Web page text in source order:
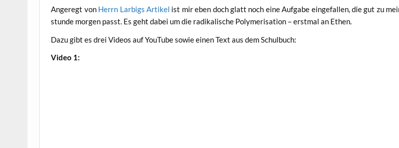
Ange­regt von Herrn Lar­bigs Arti­kel ist mir eben doch glatt noch eine Auf­ga­be ein­ge­fal­len, die gut zu
stun­de mor­gen passt. Es geht dabei um die radi­ka­li­sche Poly­me­ri­sa­ti­on – erst­mal an Ethen.
Dazu gibt es drei Vide­os auf You­Tube sowie einen Text aus dem Schulbuch:
Video 1: